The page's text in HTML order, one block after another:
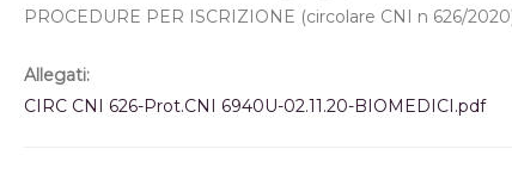
PROCEDURE PER ISCRIZIONE (circolare CNI n 626/
Allegati:
CIRC CNI 626-Prot.CNI 6940U-02.11.20-BIOMEDICI.pdf